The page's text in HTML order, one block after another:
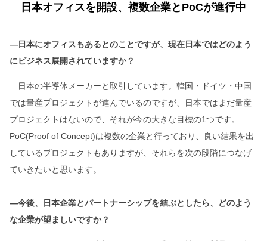
日本オフィスを開設、複数企業とPoCが進行中
―日本にオフィスもあるとのことですが、現在日本ではどのよう
にビジネス展開されていますか？
日本の半導体メーカーと取引しています。韓国・ドイツ・中国
では量産プロジェクトが進んでいるのですが、日本ではまだ量産
プロジェクトはないので、それが今の大きな目標の1つです。
PoC(Proof of Concept)は複数の企業と行っており、良い結果を出
しているプロジェクトもありますが、それらを次の段階につなげ
ていきたいと思います。
―今後、日本企業とパートナーシップを結ぶとしたら、どのよう
な企業が望ましいですか？